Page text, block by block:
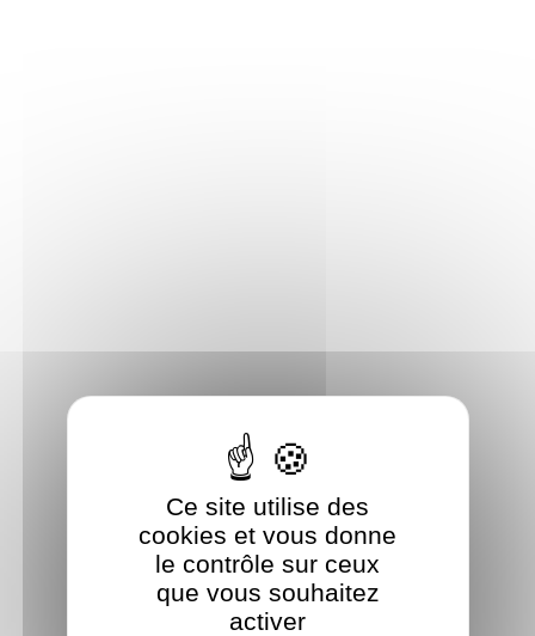
Ce site utilise des
cookies et vous donne
le contrôle sur ceux
que vous souhaitez
activer